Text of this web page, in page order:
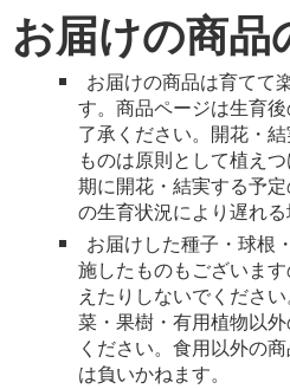
お届けの商品
お届けの商品は育てて
す。商品ページは生育
了承ください。開花・
ものは原則として植え
期に開花・結実する予
の生育状況により遅れる
お届けした種子・球根
施したものもございま
えたりしないでくださ
菜・果樹・有用植物以
ください。食用以外の
は負いかねます。